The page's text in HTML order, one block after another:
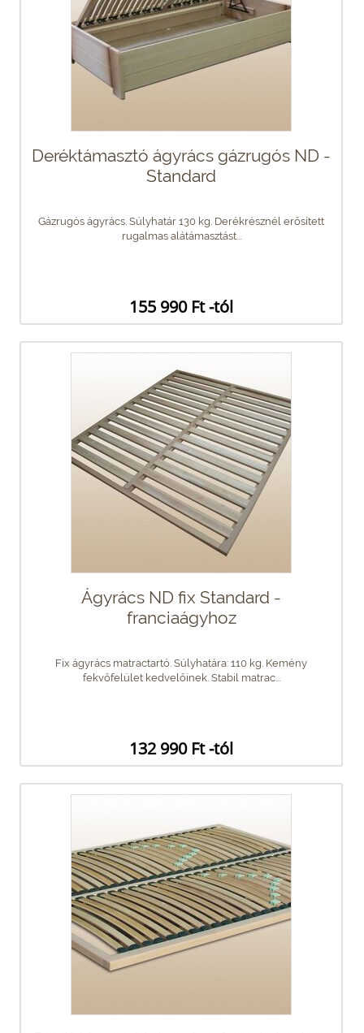
Deréktámasztó ágyrács gázrugós ND -
Standard
Gázrugós ágyrács. Súlyhatár 130 kg. Derékrésznél erősített
rugalmas alátámasztást...
155 990 Ft -tól
Ágyrács ND fix Standard -
franciaágyhoz
Fix ágyrács matractartó. Súlyhatára: 110 kg. Kemény
fekvőfelület kedvelőinek. Stabil matrac...
132 990 Ft -tól